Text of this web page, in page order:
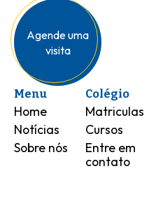
Agende uma
visita
Menu
Home
Notícias
Sobre nós
Colégio
Matriculas
Cursos
Entre em
contato